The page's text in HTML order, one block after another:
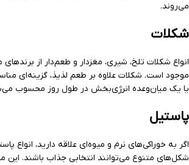
می‌روند.
شکلات
انواع شکلات تلخ، شیری، مغزدار و طعم‌دار از
موجود است. شکلات علاوه بر طعم لذیذ، گزینه‌ای
یا یک میان‌وعده انرژی‌بخش در طول روز محسوب
پاستیل
اگر به خوراکی‌های نرم و میوه‌ای علاقه دارید، انواع
شکل‌های متنوع می‌توانند انتخابی جذاب باشند. این